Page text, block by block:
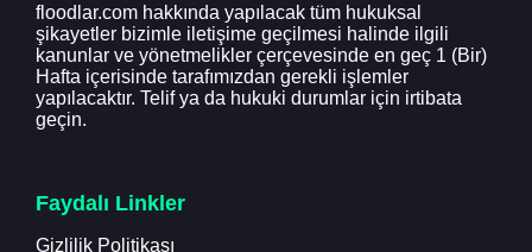
floodlar.com hakkında yapılacak tüm hukuksal
şikayetler bizimle iletişime geçilmesi halinde ilgili
kanunlar ve yönetmelikler çerçevesinde en geç 1 (Bir)
Hafta içerisinde tarafımızdan gerekli işlemler
yapılacaktır. Telif ya da hukuki durumlar için irtibata
geçin.
Faydalı Linkler
Gizlilik Politikası